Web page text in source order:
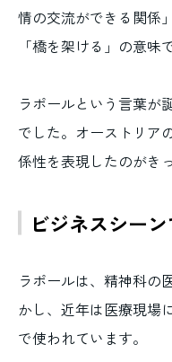
情の交流ができる関係
「橋を架ける」の意味
ラポールという言葉が
でした。オーストリア
係性を表現したのがき
ビジネスシー
ラポールは、精神科の
かし、近年は医療現場
で使われています。